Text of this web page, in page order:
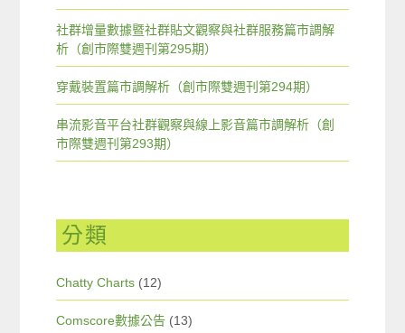
社群增量數據暨社群貼文觀察與社群服務篇市調解
析（創市際雙週刊第295期）
穿戴裝置篇市調解析（創市際雙週刊第294期）
串流影音平台社群觀察與線上影音篇市調解析（創
市際雙週刊第293期）
分類
Chatty Charts (12)
Comscore數據公告 (13)